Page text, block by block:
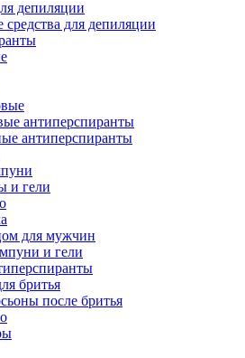
депиляции
средства для депиляции
антиперспиранты
антиперспиранты
и гели
для мужчин
и гели
бритья
после бритья